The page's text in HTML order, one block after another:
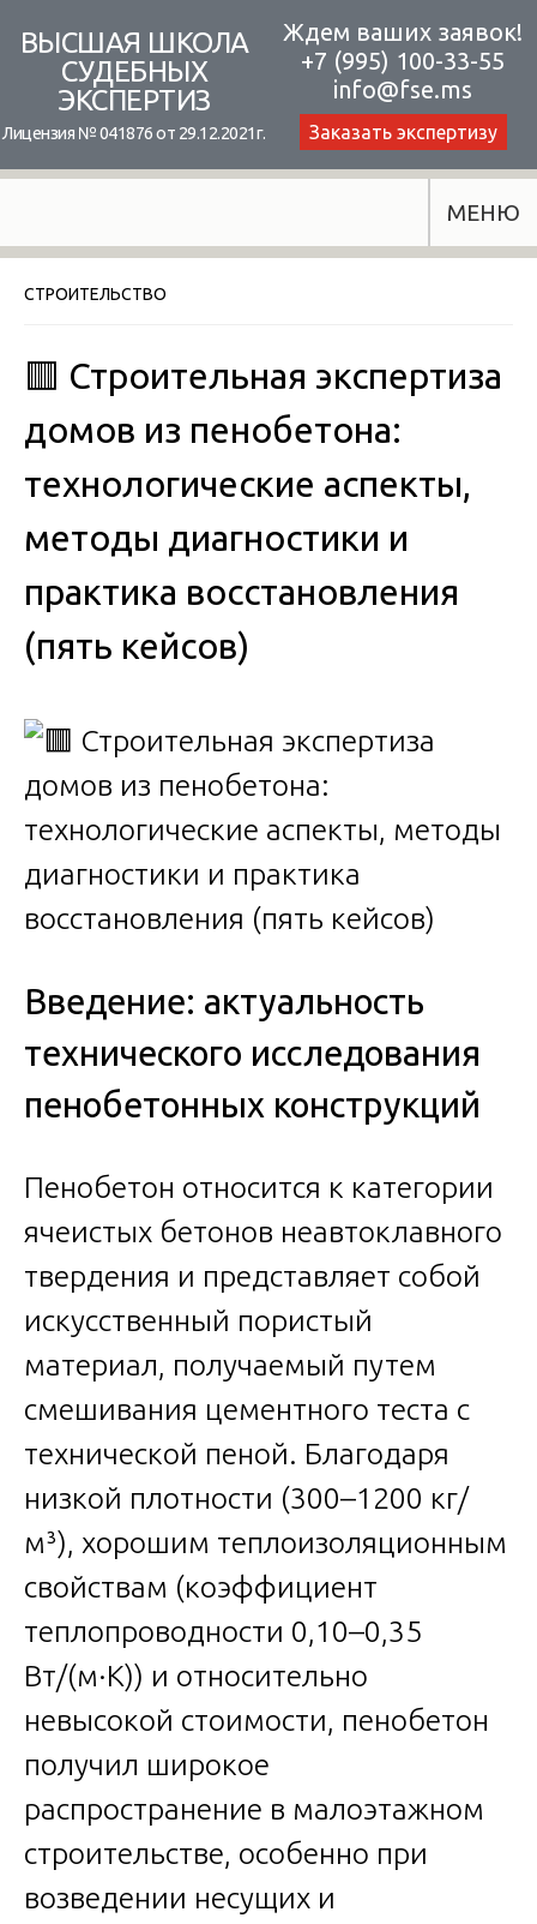
content
ВЫСШАЯ ШКОЛА
СУДЕБНЫХ
ЭКСПЕРТИЗ
Лицензия № 041876 от 29.12.2021г.
Ждем ваших заявок!
+7 (995) 100-33-55
info@fse.ms
Заказать экспертизу
МЕНЮ
СТРОИТЕЛЬСТВО
🟥 Строительная экспертиза
домов из пенобетона:
технологические аспекты,
методы диагностики и
практика восстановления
(пять кейсов)
Введение: актуальность
технического исследования
пенобетонных конструкций
Пенобетон относится к категории
ячеистых бетонов неавтоклавного
твердения и представляет собой
искусственный пористый
материал, получаемый путем
смешивания цементного теста с
технической пеной. Благодаря
низкой плотности (300–1200 кг/
м³), хорошим теплоизоляционным
свойствам (коэффициент
теплопроводности 0,10–0,35
Вт/(м·К)) и относительно
невысокой стоимости, пенобетон
получил широкое
распространение в малоэтажном
строительстве, особенно при
возведении несущих и